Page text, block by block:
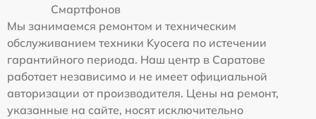
Смартфонов
Мы занимаемся ремонтом и техническим
обслуживанием техники Kyocera по истечении
гарантийного периода. Наш центр в Саратове
работает независимо и не имеет официальной
авторизации от производителя. Цены на ремонт,
указанные на сайте, носят исключительно